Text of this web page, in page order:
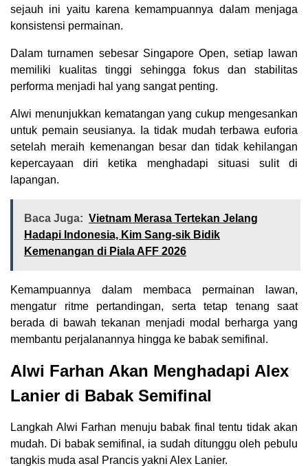
sejauh ini yaitu karena kemampuannya dalam menjaga
konsistensi permainan.
Dalam turnamen sebesar Singapore Open, setiap lawan
memiliki kualitas tinggi sehingga fokus dan stabilitas
performa menjadi hal yang sangat penting.
Alwi menunjukkan kematangan yang cukup mengesankan
untuk pemain seusianya. Ia tidak mudah terbawa euforia
setelah meraih kemenangan besar dan tidak kehilangan
kepercayaan diri ketika menghadapi situasi sulit di
lapangan.
Baca Juga: Vietnam Merasa Tertekan Jelang
Hadapi Indonesia, Kim Sang-sik Bidik
Kemenangan di Piala AFF 2026
Kemampuannya dalam membaca permainan lawan,
mengatur ritme pertandingan, serta tetap tenang saat
berada di bawah tekanan menjadi modal berharga yang
membantu perjalanannya hingga ke babak semifinal.
Alwi Farhan Akan Menghadapi Alex
Lanier di Babak Semifinal
Langkah Alwi Farhan menuju babak final tentu tidak akan
mudah. Di babak semifinal, ia sudah ditunggu oleh pebulu
tangkis muda asal Prancis yakni Alex Lanier.